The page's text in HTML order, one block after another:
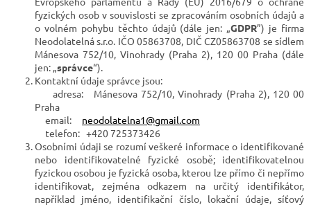
fyzických osob v souvislosti se zpracováním osobních údajů a
o volném pohybu těchto údajů (dále jen: „GDPR”) je firma
Neodolatelná s.r.o. IČO 05863708, DIČ CZ05863708 se sídlem
Mánesova 752/10, Vinohrady (Praha 2), 120 00 Praha (dále
jen: „správce“).
Kontaktní údaje správce jsou:
adresa: Mánesova 752/10, Vinohrady (Praha 2), 120 00
Praha
email: neodolatelna1@gmail.com
telefon: +420 725373426
Osobními údaji se rozumí veškeré informace o identifikované
nebo identifikovatelné fyzické osobě; identifikovatelnou
fyzickou osobou je fyzická osoba, kterou lze přímo či nepřímo
identifikovat, zejména odkazem na určitý identifikátor,
například jméno, identifikační číslo, lokační údaje, síťový